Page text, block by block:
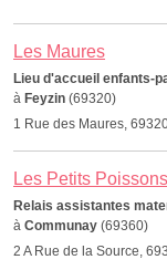
Les Maures
Lieu d'accueil enfants-
à Feyzin (69320)
1 Rue des Maures,
Les Petits Poissons
Relais assistantes
à Communay (69360)
2 A Rue de la Source,